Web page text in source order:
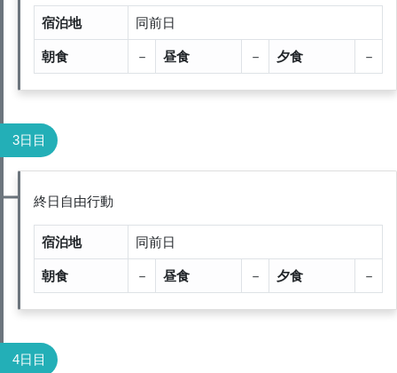
宿泊地 同前日
朝食 － 昼食 － 夕食 －
3日目
終日自由行動
宿泊地 同前日
朝食 － 昼食 － 夕食 －
4日目